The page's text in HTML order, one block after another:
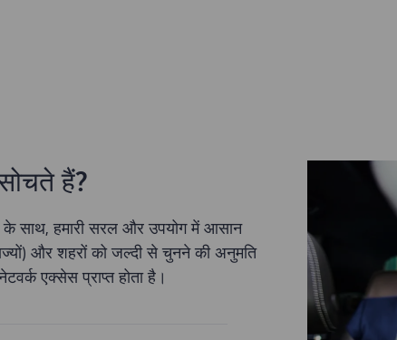
हैं?
के साथ, हमारी सरल और उपयोग में आसान
और शहरों को जल्दी से चुनने की अनुमति
एक्सेस प्राप्त होता है।